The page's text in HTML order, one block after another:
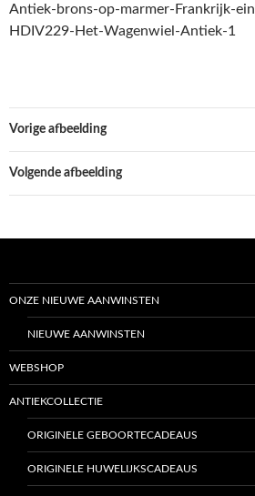
Antiek-brons-op-marmer-Frankrijk-
HDIV229-Het-Wagenwiel-Antiek-1
Vorige afbeelding
Volgende afbeelding
ONZE NIEUWE AANWINSTEN
NIEUWE AANWINSTEN
WEBSHOP
ANTIEKCOLLECTIE
ORIGINELE GEBOORTECADEAUS
ORIGINELE HUWELIJKSCADEAUS